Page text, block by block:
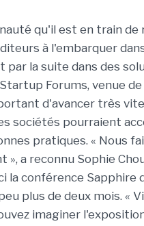
qu'il est en train de
à l'embarquer
par la suite dans des
Forums, venue de
d'avancer très
sociétés pourraient
pratiques. « Nous
a reconnu Sophie
la conférence Sapphire
plus de deux mois. «
imaginer